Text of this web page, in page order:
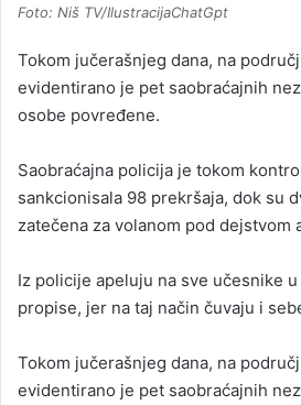
Foto: Niš TV/IlustracijaChatGpt
Tokom jučerašnjeg dana, na
evidentirano je pet saobraćajnih
osobe povređene.
Saobraćajna policija je tokom
sankcionisala 98 prekršaja, dok su
zatečena za volanom pod dejstvom
Iz policije apeluju na sve učesnike
propise, jer na taj način čuvaju i
Tokom jučerašnjeg dana, na
evidentirano je pet saobraćajnih